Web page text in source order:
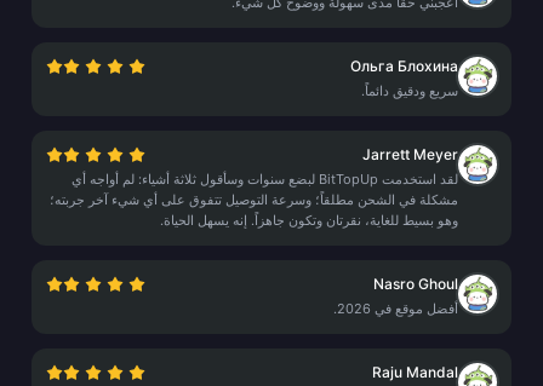
Ольга Блохина
سريع ودقيق دائماً.
Jarrett Meyer
لقد استخدمت BitTopUp لبضع سنوات وسأقول ثلاثة أشياء: لم أواجه أي
مشكلة في الشحن مطلقاً؛ وسرعة التوصيل تتفوق على أي شيء آخر جربته؛
وهو بسيط للغاية، نقرتان وتكون جاهزاً. إنه يسهل الحياة.
Nasro Ghoul
أفضل موقع في 2026.
Raju Mandal